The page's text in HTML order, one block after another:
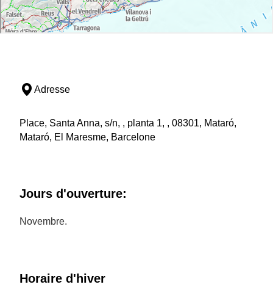
Adresse
Place, Santa Anna, s/n, , planta 1, , 08301, Mataró,
Mataró, El Maresme, Barcelone
Jours d'ouverture:
Novembre.
Horaire d'hiver